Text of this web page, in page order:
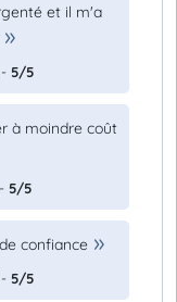
et il m'a
5/5
à moindre coût
5/5
confiance
5/5